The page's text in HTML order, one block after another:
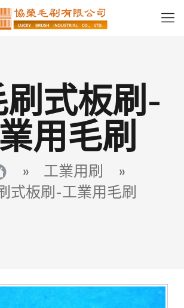
式板刷-
用毛刷
» 工業用刷
»
式板刷-工業用毛刷